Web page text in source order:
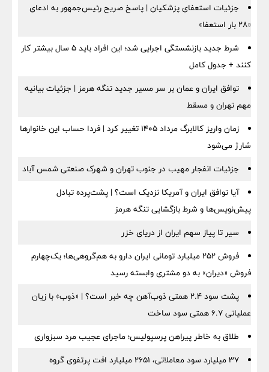
جزئیات استعفای پزشکیان | پاسخ صریح رئیس‌جمهور به ادعای
«۲۸ بار استعفا»
شرط جدید بازنشستگی اجرایی شد؛ این افراد باید ۵ سال بیشتر کار
کنند + جدول کامل
توافق ایران و عمان بر سر مسیر جدید تنگه هرمز | جزئیات بیانیه
مهم تهران و مسقط
زمان واریز کالابرگ مرداد ۱۴۰۵ تغییر کرد | فردا حساب این خانوارها
شارژ می‌شود
جزئیات انفجار مهیب در جنوب تهران و شهرک صنعتی شمس آباد
آیا توافق ایران و آمریکا نزدیک است؟ | پشت‌پرده تبادل
پیش‌نویس‌ها و شرط بازگشایی تنگه هرمز
سیر تا پیاز سهم ایران از دریای خزر
فروش ۲۵۲ میلیارد تومانی ایران دارو به هم‌گروهی‌ها؛ یک‌چهارم
فروش «دیران» به دو مشتری وابسته رسید
پشت سود ۲.۴ همتی ذوب‌آهن چه خبر است؟ | «ذوب» با زیان
عملیاتی ۶.۷ همتی سود ساخت
طلاق به خاطر پیراهن پرسپولیس؛ ماجرای عجیب مرد سبزواری
۳۷ میلیارد سود معاملاتی، ۲۶۵۱ میلیارد افت پرتفوی گروه